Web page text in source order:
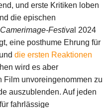
und erste Kritiken loben
die epischen
Camerimage-Festiva l 2024
eine posthume Ehrung für
die ersten Reaktionen
wird es aber
Film unvoreingenommen zu
auszublenden. Auf jeden
fahrlässige